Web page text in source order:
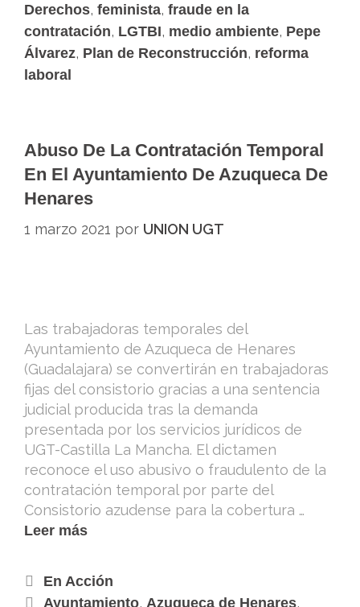
Derechos, feminista, fraude en la
contratación, LGTBI, medio ambiente, Pepe
Álvarez, Plan de Reconstrucción, reforma
laboral
Abuso De La Contratación Temporal
En El Ayuntamiento De Azuqueca De
Henares
1 marzo 2021 por UNION UGT
Las trabajadoras temporales del
Ayuntamiento de Azuqueca de Henares
(Guadalajara) se convertirán en trabajadoras
fijas del consistorio gracias a una sentencia
judicial producida tras la demanda
presentada por los servicios jurídicos de
UGT-Castilla La Mancha. El dictamen
reconoce el uso abusivo o fraudulento de la
contratación temporal por parte del
Consistorio azudense para la cobertura …
Leer más
En Acción
Ayuntamiento, Azuqueca de Henares,